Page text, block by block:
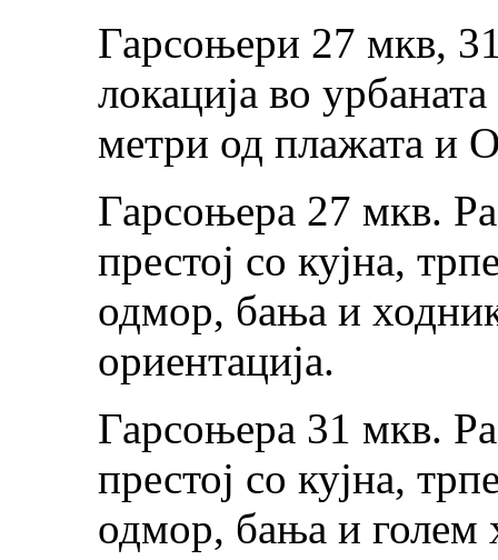
Гарсоњери 27 мкв,
локација во
метри од плажата и
Гарсоњера 27 мкв.
престој со кујна,
одмор, бања и
ориентација.
Гарсоњера 31 мкв.
престој со кујна,
одмор, бања и голем